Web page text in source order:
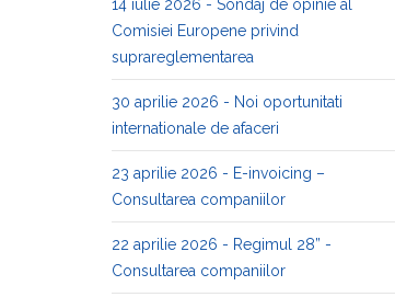
14 iulie 2026 - Sondaj de opinie al
Comisiei Europene privind
suprareglementarea
30 aprilie 2026 - Noi oportunitati
internationale de afaceri
23 aprilie 2026 - E-invoicing –
Consultarea companiilor
22 aprilie 2026 - Regimul 28” -
Consultarea companiilor